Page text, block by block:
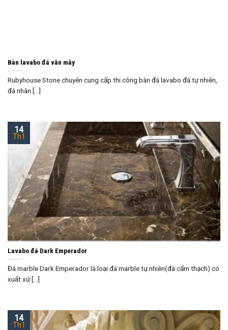
Bàn lavabo đá vân mây
Rubyhouse Stone chuyên cung cấp thi công bàn đá lavabo đá tự nhiên,
đá nhân [...]
Lavabo đá Dark Emperador
Đá marble Dark Emperador là loại đá marble tự nhiên(đá cẩm thạch) có
xuất xứ [...]
14
Th1
14
Th1